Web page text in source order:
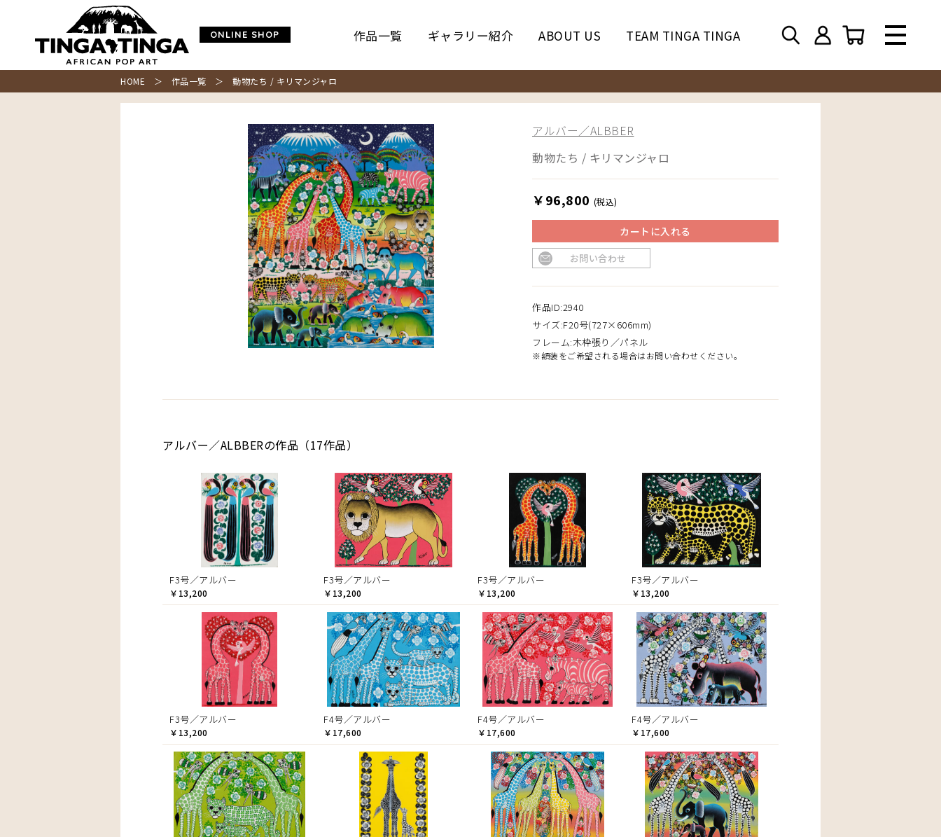
ONLINE SHOP 作品一覧 ギャラリー紹介 ABOUT US TEAM TINGA TINGA
HOME ＞ 作品一覧 ＞ 動物たち / キリマンジャロ
アルバー／ALBBER
動物たち / キリマンジャロ
￥96,800 (税込)
カートに入れる
お問い合わせ
作品ID:2940
サイズ:F20号(727×606mm)
フレーム:木枠張り／パネル
※額装をご希望される場合はお問い合わせください。
アルバー／ALBBERの作品（17作品）
F3号／アルバー
￥13,200
F3号／アルバー
￥13,200
F3号／アルバー
￥13,200
F3号／アルバー
￥13,200
F3号／アルバー
￥13,200
F4号／アルバー
￥17,600
F4号／アルバー
￥17,600
F4号／アルバー
￥17,600